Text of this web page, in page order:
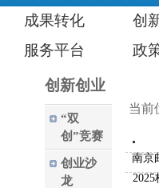
成果转化
创
服务平台
政
创新创业
“双
创”竞赛
创业沙
龙
当前
南京